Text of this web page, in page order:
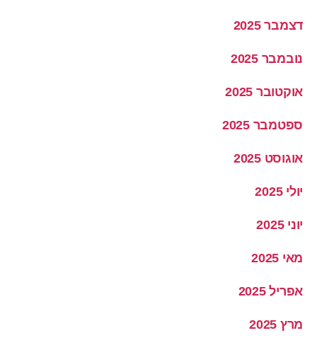
דצמבר 2025
נובמבר 2025
אוקטובר 2025
ספטמבר 2025
אוגוסט 2025
יולי 2025
יוני 2025
מאי 2025
אפריל 2025
מרץ 2025